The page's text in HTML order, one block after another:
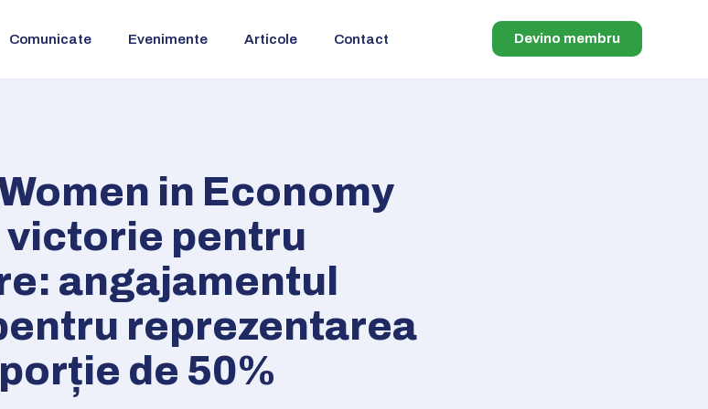
Comunicate Evenimente Articole Contact Devino membru
in Economy
victorie pentru
angajamentul
reprezentarea
de 50%